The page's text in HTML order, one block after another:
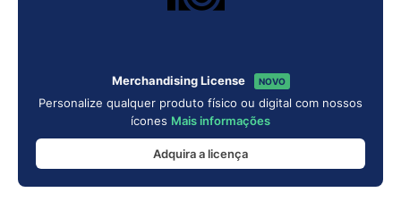
Merchandising License NOVO
Personalize qualquer produto físico ou digital com nossos
ícones Mais informações
Adquira a licença